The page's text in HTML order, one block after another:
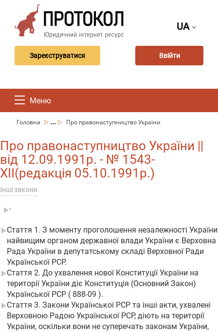
UA
Зареєструватися Ввійти
Меню
Головна ... Про правонаступництво України
Про правонаступництво України ||
від 12.09.1991р. - № 1543-
XII(редакція 05.10.1991р.)
Інші закони
-
Стаття 1. З моменту проголошення незалежності України
найвищим органом державної влади України є Верховна
Рада України в депутатському складі Верховної Ради
Української РСР.
Стаття 2. До ухвалення нової Конституції України на
території України діє Конституція (Основний Закон)
Української РСР ( 888-09 ).
Стаття 3. Закони Української РСР та інші акти, ухвалені
Верховною Радою Української РСР, діють на території
України, оскільки вони не суперечать законам України,